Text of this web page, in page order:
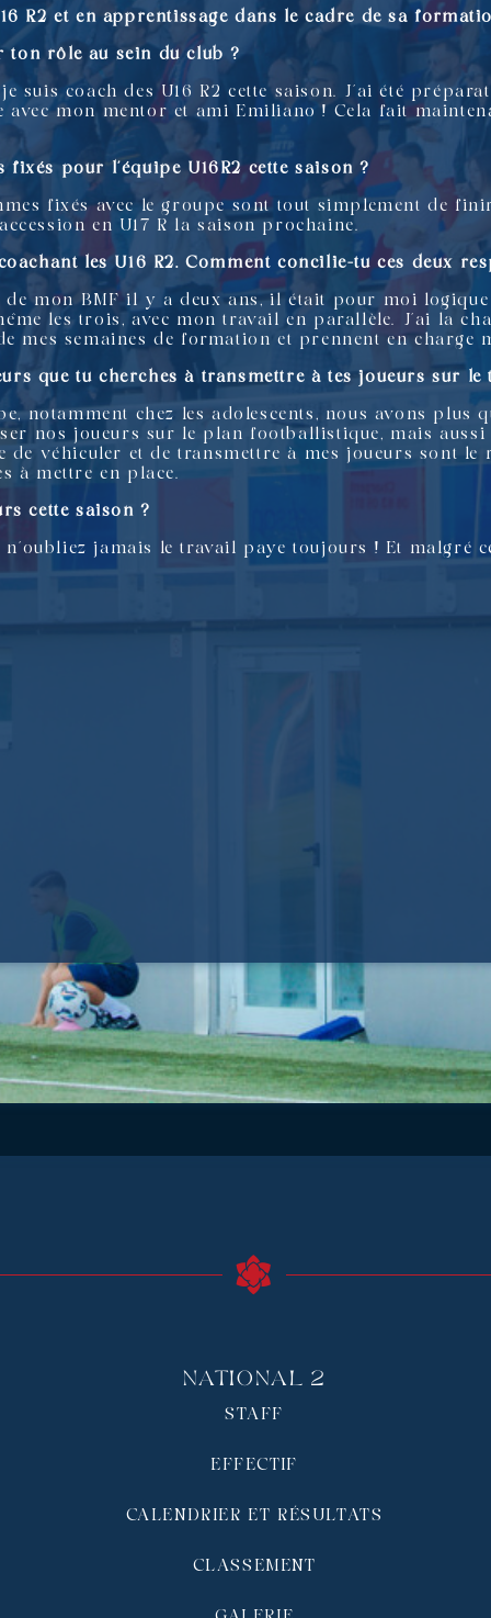
R2 et en apprentissage dans le cadre de sa
ton rôle au sein du club ?
je suis coach des U16 R2 cette saison. J’ai été
avec mon mentor et ami Emiliano ! Cela fait
pour l’équipe U16R2 cette saison ?
fixés avec le groupe sont tout simplement de
en U17 R la saison prochaine.
les U16 R2. Comment concilie-tu ces deux
mon BMF il y a deux ans, il était pour moi
les trois, avec mon travail en parallèle. J’ai la
mes semaines de formation et prennent en charge
que tu cherches à transmettre à tes joueurs sur
notamment chez les adolescents, nous avons plus
nos joueurs sur le plan footballistique, mais
de véhiculer et de transmettre à mes joueurs sont le
à mettre en place.
cette saison ?
jamais le travail paye toujours ! Et malgré
National 2
STAFF
EFFECTIF
CALENDRIER ET RÉSULTATS
CLASSEMENT